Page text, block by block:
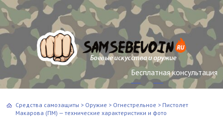
Бесплатная консультация
Средства самозащиты > Оружие > Огнестрельное > Пистолет
Макарова (ПМ) — технические характеристики и фото